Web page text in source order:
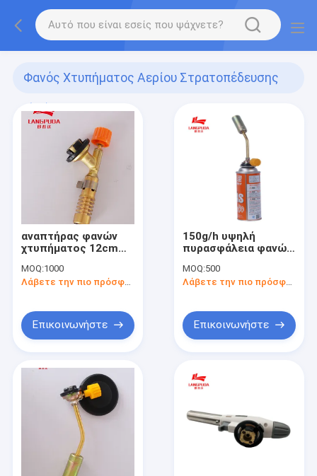
Φανός Χτυπήματος Αερίου Στρατοπέδευσης
(33)
αναπτήρας φανών
χτυπήματος 12cm
στρατοπέδευση
MOQ:1000
Λάβετε την πιο πρόσφατη τιμή
Επικοινωνήστε
150g/h υψηλή
πυρασφάλεια φανών
στρατοπέδευσης
MOQ:500
Λάβετε την πιο πρόσφατη τιμή
Επικοινωνήστε